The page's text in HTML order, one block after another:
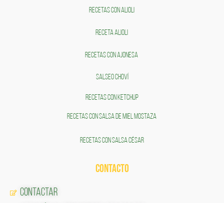
RECETAS CON ALIOLI
RECETA ALIOLI
RECETAS CON AJONESA
SALSEO CHOVÍ
RECETAS CON KETCHUP
RECETAS CON SALSA DE MIEL MOSTAZA
RECETAS CON SALSA CÉSAR
CONTACTO
Contactar